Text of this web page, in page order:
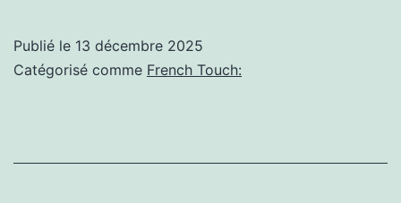
Publié le 13 décembre 2025
Catégorisé comme French Touch: